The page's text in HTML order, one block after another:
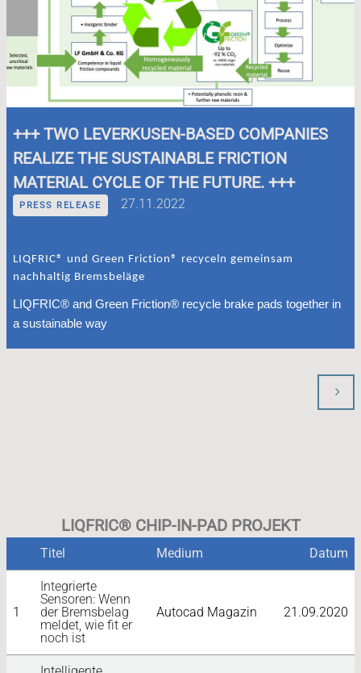
+++ TWO LEVERKUSEN-BASED COMPANIES
REALIZE THE SUSTAINABLE FRICTION
MATERIAL CYCLE OF THE FUTURE. +++
PRESS RELEASE 27.11.2022
LIQFRIC® und Green Friction® recyceln gemeinsam
nachhaltig Bremsbeläge
LIQFRIC® and Green Friction® recycle brake pads together in
a sustainable way
LIQFRIC® CHIP-IN-PAD PROJEKT
Titel Medium Datum
1
Integrierte
Sensoren: Wenn
der Bremsbelag
meldet, wie fit er
noch ist
Autocad Magazin 21.09.2020